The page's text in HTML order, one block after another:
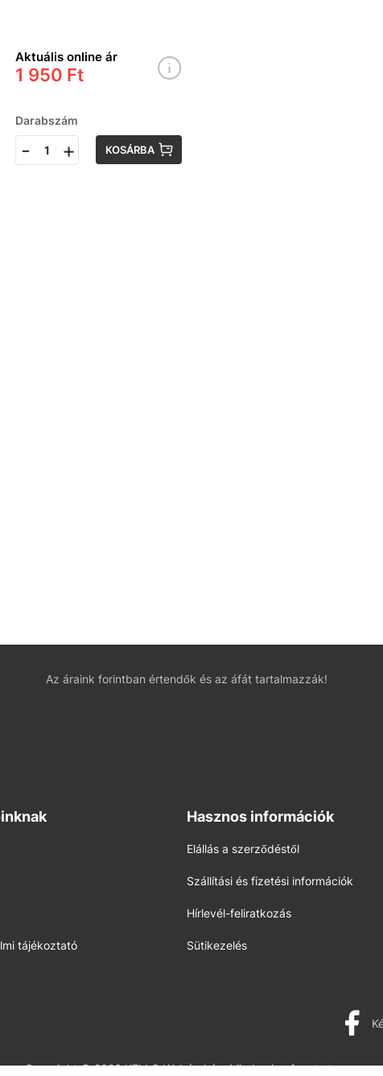
Aktuális online ár
1 950 Ft
Darabszám
- + KOSÁRBA
Az áraink forintban értendők és az áfát tartalmazzák!
tájékoztató
Hasznos információk
Elállás a szerződéstől
Szállítási és fizetési információk
Hírlevél-feliratkozás
Sütikezelés
Copyright © 2026 KELLO Webáruház. Minden jog fenntartva.